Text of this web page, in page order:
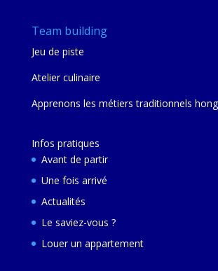
Team building
Jeu de piste
Atelier culinaire
Apprenons les métiers traditionnels
Infos pratiques
Avant de partir
Une fois arrivé
Actualités
Le saviez-vous ?
Louer un appartement